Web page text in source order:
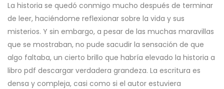
La historia se quedó conmigo mucho después de terminar
de leer, haciéndome reflexionar sobre la vida y sus
misterios. Y sin embargo, a pesar de las muchas maravillas
que se mostraban, no pude sacudir la sensación de que
algo faltaba, un cierto brillo que habría elevado la historia a
libro pdf descargar verdadera grandeza. La escritura es
densa y compleja, casi como si el autor estuviera